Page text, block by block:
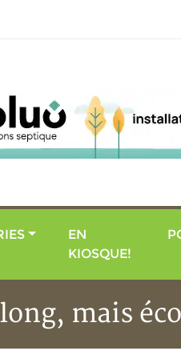
EN
KIOSQUE!
mais